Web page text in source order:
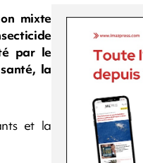
mixte
par le
la
et la